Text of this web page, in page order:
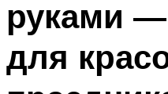
руками
для